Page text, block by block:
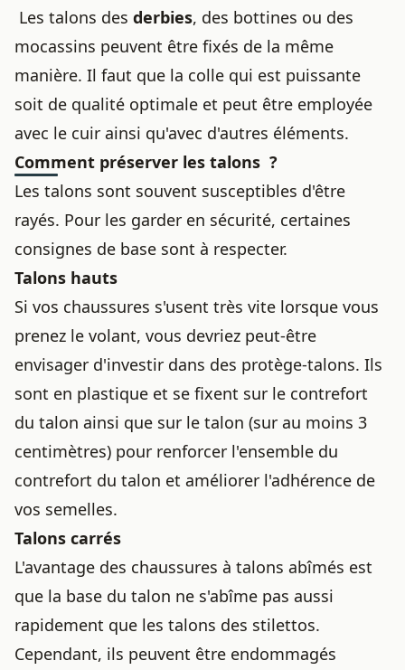
Les talons des derbies, des bottines ou des
mocassins peuvent être fixés de la même
manière. Il faut que la colle qui est puissante
soit de qualité optimale et peut être employée
avec le cuir ainsi qu'avec d'autres éléments.
Comment préserver les talons ?
Les talons sont souvent susceptibles d'être
rayés. Pour les garder en sécurité, certaines
consignes de base sont à respecter.
Talons hauts
Si vos chaussures s'usent très vite lorsque vous
prenez le volant, vous devriez peut-être
envisager d'investir dans des protège-talons. Ils
sont en plastique et se fixent sur le contrefort
du talon ainsi que sur le talon (sur au moins 3
centimètres) pour renforcer l'ensemble du
contrefort du talon et améliorer l'adhérence de
vos semelles.
Talons carrés
L'avantage des chaussures à talons abîmés est
que la base du talon ne s'abîme pas aussi
rapidement que les talons des stilettos.
Cependant, ils peuvent être endommagés